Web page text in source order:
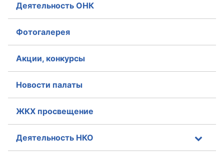
Деятельность ОНК
Фотогалерея
Акции, конкурсы
Новости палаты
ЖКХ просвещение
Деятельность НКО